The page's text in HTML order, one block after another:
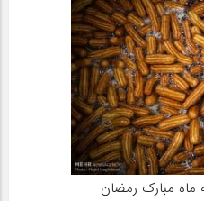
ماه مبارک رمضان